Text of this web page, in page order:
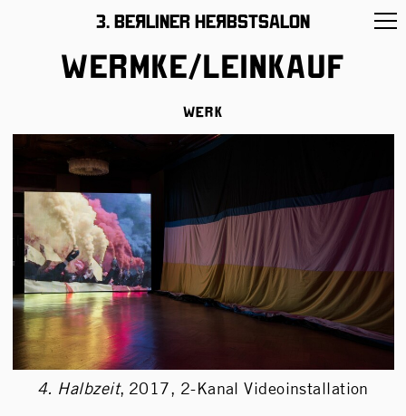
3. BeЯliner HeЯbstsalon
Wermke/Leinkauf
Werk
4. Halbzeit, 2017, 2-Kanal Videoinstallation